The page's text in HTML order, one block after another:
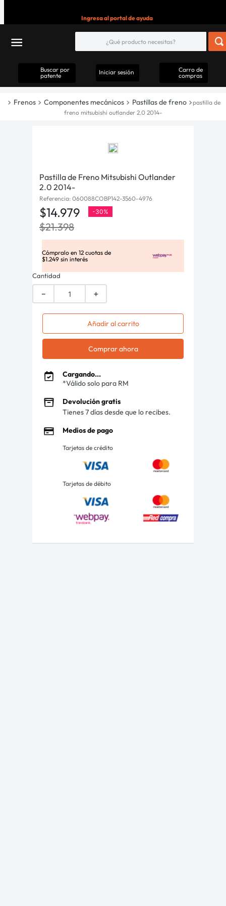
Ingresa al portal de ayuda
Buscar por
patente
Iniciar sesión
Carro de
compras
Frenos Componentes mecánicos Pastillas de freno
pastilla de
freno mitsubishi outlander 2.0 2014-
Pastilla de Freno Mitsubishi Outlander
2.0 2014-
Referencia: 060088COBP142-3560-4976
$14.979 -30%
$21.398
Cómpralo en 12 cuotas de
$1.249 sin interés
Cantidad
＋
－
Añadir al carrito
Comprar ahora
Cargando...
*Válido solo para RM
Devolución gratis
Tienes 7 días desde que lo recibes.
Medios de pago
Tarjetas de crédito
Tarjetas de débito